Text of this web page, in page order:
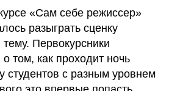
«Сам себе режиссер»
разыграть сценку
Первокурсники
том, как проходит ночь
студентов с разным уровнем